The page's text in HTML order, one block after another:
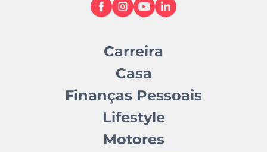
Carreira
Casa
Finanças Pessoais
Lifestyle
Motores